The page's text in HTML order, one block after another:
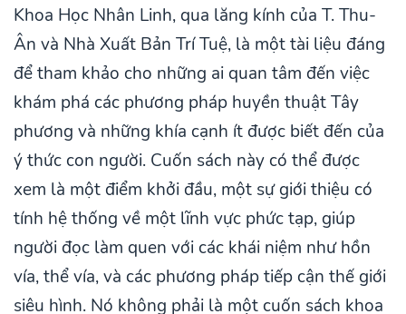
Khoa Học Nhân Linh, qua lăng kính của T. Thu-
Ân và Nhà Xuất Bản Trí Tuệ, là một tài liệu đáng
để tham khảo cho những ai quan tâm đến việc
khám phá các phương pháp huyền thuật Tây
phương và những khía cạnh ít được biết đến của
ý thức con người. Cuốn sách này có thể được
xem là một điểm khởi đầu, một sự giới thiệu có
tính hệ thống về một lĩnh vực phức tạp, giúp
người đọc làm quen với các khái niệm như hồn
vía, thể vía, và các phương pháp tiếp cận thế giới
siêu hình. Nó không phải là một cuốn sách khoa